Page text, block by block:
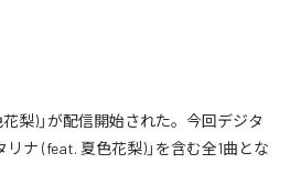
梨)」が配信開始された。今回デジタ
ナ (feat. 夏色花梨)」を含む全1曲とな